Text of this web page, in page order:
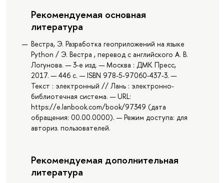
Рекомендуемая основная
литература
Вестра, Э. Разработка геоприложений на языке
Python / Э. Вестра , перевод с английского А. В.
Логунова. — 3-е изд. — Москва : ДМК Пресс,
2017. — 446 с. — ISBN 978-5-97060-437-3. —
Текст : электронный // Лань : электронно-
библиотечная система. — URL:
https://e.lanbook.com/book/97349 (дата
обращения: 00.00.0000). — Режим доступа: для
авториз. пользователей.
Рекомендуемая дополнительная
литература